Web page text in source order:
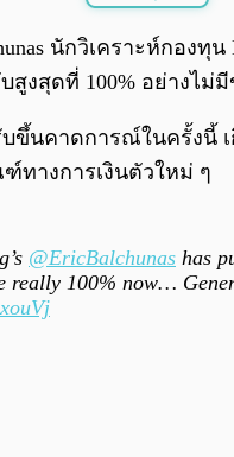
นักวิเคราะห์กอง
สูงสุดที่ 100% อย่างไม่
บขึ้นคาดการณ์ในครั้ง
างการเงินตัวใหม่ ๆ
@EricBalchunas has
really 100% now…